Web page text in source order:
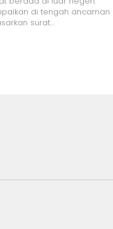
di tengah ancaman
surat…